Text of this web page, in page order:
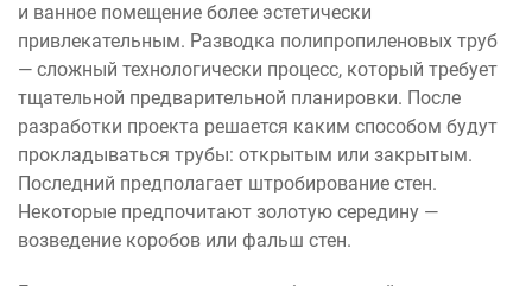
и ванное помещение более эстетически
привлекательным. Разводка полипропиленовых труб
— сложный технологически процесс, который требует
тщательной предварительной планировки. После
разработки проекта решается каким способом будут
прокладываться трубы: открытым или закрытым.
Последний предполагает штробирование стен.
Некоторые предпочитают золотую середину —
возведение коробов или фальш стен.